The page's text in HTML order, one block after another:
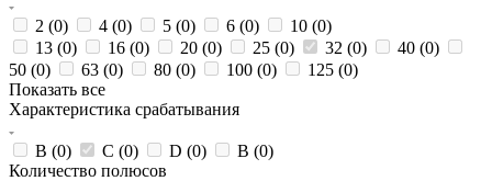
2 (0) 4 (0) 5 (0) 6 (0) 10 (0)
13 (0) 16 (0) 20 (0) 25 (0) 32 (0) 40 (0)
50 (0) 63 (0) 80 (0) 100 (0) 125 (0)
Показать все
Характеристика срабатывания
B (0) C (0) D (0) В (0)
Количество полюсов